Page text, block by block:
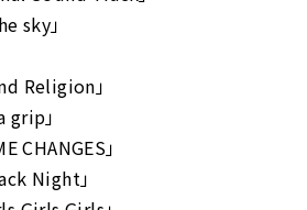
sky」
Religion」
」
」
Night」